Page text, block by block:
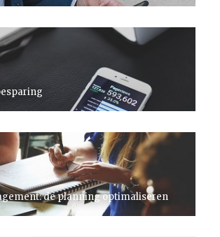
de planning optimaliseren